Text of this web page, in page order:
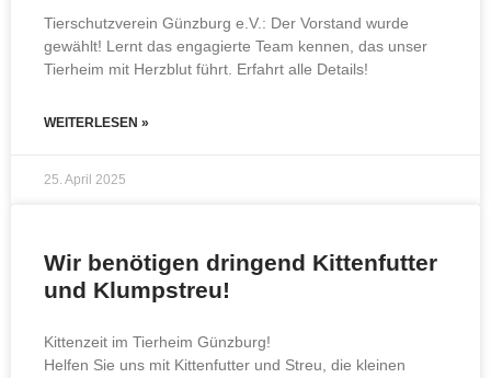
Tierschutzverein Günzburg e.V.: Der Vorstand wurde
gewählt! Lernt das engagierte Team kennen, das unser
Tierheim mit Herzblut führt. Erfahrt alle Details!
WEITERLESEN »
25. April 2025
Wir benötigen dringend Kittenfutter
und Klumpstreu!
Kittenzeit im Tierheim Günzburg!
Helfen Sie uns mit Kittenfutter und Streu, die kleinen